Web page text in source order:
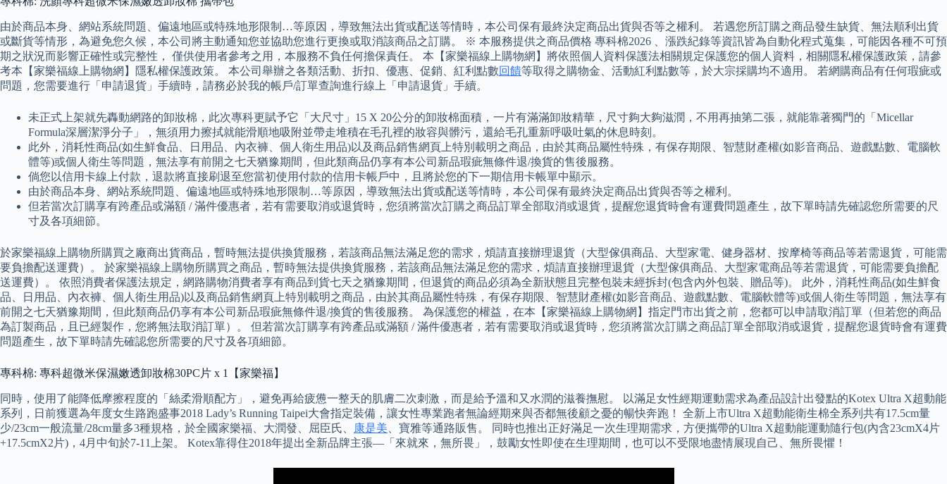
由於商品本身、網站系統問題、偏遠地區或特殊地形限制…等原因，導致無法出貨或配送等情時，本公司保有最終決定商品出貨與否等之權利。 若遇您所訂購之商品發生缺貨、無法順利出貨
或斷貨等情形，為避免您久候，本公司將主動通知您並協助您進行更換或取消該商品之訂購。 ※ 本服務提供之商品價格 專科棉2026 、漲跌紀錄等資訊皆為自動化程式蒐集，可能因各種不可預
期之狀況而影響正確性或完整性， 僅供使用者參考之用，本服務不負任何擔保責任。 本【家樂福線上購物網】將依照個人資料保護法相關規定保護您的個人資料，相關隱私權保護政策，請參
考本【家樂福線上購物網】隱私權保護政策。 本公司舉辦之各類活動、折扣、優惠、促銷、紅利點數回饋等取得之購物金、活動紅利點數等，於大宗採購均不適用。 若網購商品有任何瑕疵或
問題，您需要進行「申請退貨」手續時，請務必於我的帳戶/訂單查詢進行線上「申請退貨」手續。
未正式上架就先轟動網路的卸妝棉，此次專科更賦予它「大尺寸」15 X 20公分的卸妝棉面積，一片有滿滿卸妝精華，尺寸夠大夠滋潤，不用再抽第二張，就能靠著獨門的「Micellar
Formula深層潔淨分子」，無須用力擦拭就能滑順地吸附並帶走堆積在毛孔裡的妝容與髒污，還給毛孔重新呼吸吐氣的休息時刻。
此外，消耗性商品(如生鮮食品、日用品、內衣褲、個人衛生用品)以及商品銷售網頁上特別載明之商品，由於其商品屬性特殊，有保存期限、智慧財產權(如影音商品、遊戲點數、電腦軟
體等)或個人衛生等問題，無法享有前開之七天猶豫期間，但此類商品仍享有本公司新品瑕疵無條件退/換貨的售後服務。
倘您以信用卡線上付款，退款將直接刷退至您當初使用付款的信用卡帳戶中，且將於您的下一期信用卡帳單中顯示。
由於商品本身、網站系統問題、偏遠地區或特殊地形限制…等原因，導致無法出貨或配送等情時，本公司保有最終決定商品出貨與否等之權利。
但若當次訂購享有跨產品或滿額 / 滿件優惠者，若有需要取消或退貨時，您須將當次訂購之商品訂單全部取消或退貨，提醒您退貨時會有運費問題產生，故下單時請先確認您所需要的尺
寸及各項細節。
於家樂福線上購物所購買之廠商出貨商品，暫時無法提供換貨服務，若該商品無法滿足您的需求，煩請直接辦理退貨（大型傢俱商品、大型家電、健身器材、按摩椅等商品等若需退貨，可能需
要負擔配送運費）。 於家樂福線上購物所購買之商品，暫時無法提供換貨服務，若該商品無法滿足您的需求，煩請直接辦理退貨（大型傢俱商品、大型家電商品等若需退貨，可能需要負擔配
送運費）。 依照消費者保護法規定，網路購物消費者享有商品到貨七天之猶豫期間，但退貨的商品必須為全新狀態且完整包裝未經拆封(包含內外包裝、贈品等)。 此外，消耗性商品(如生鮮食
品、日用品、內衣褲、個人衛生用品)以及商品銷售網頁上特別載明之商品，由於其商品屬性特殊，有保存期限、智慧財產權(如影音商品、遊戲點數、電腦軟體等)或個人衛生等問題，無法享有
前開之七天猶豫期間，但此類商品仍享有本公司新品瑕疵無條件退/換貨的售後服務。 為保護您的權益，在本【家樂福線上購物網】指定門市出貨之前，您都可以申請取消訂單（但若您的商品
為訂製商品，且已經製作，您將無法取消訂單）。 但若當次訂購享有跨產品或滿額 / 滿件優惠者，若有需要取消或退貨時，您須將當次訂購之商品訂單全部取消或退貨，提醒您退貨時會有運費
問題產生，故下單時請先確認您所需要的尺寸及各項細節。
專科棉: 專科超微米保濕嫩透卸妝棉30PC片 x 1【家樂福】
同時，使用了能降低摩擦程度的「絲柔滑順配方」，避免再給疲憊一整天的肌膚二次刺激，而是給予溫和又水潤的滋養撫慰。 以滿足女性經期運動需求為產品設計出發點的Kotex Ultra X超動能
系列，日前獲選為年度女生路跑盛事2018 Lady’s Running Taipei大會指定裝備，讓女性專業跑者無論經期來與否都無後顧之憂的暢快奔跑！ 全新上市Ultra X超動能衛生棉全系列共有17.5cm量
少/23cm一般流量/28cm量多3種規格，於全國家樂福、大潤發、屈臣氏、
康是美 、寶雅等通路販售。 同時也推出正好滿足一次生理期需求，方便攜帶的Ultra X超動能運動隨行包(內含23cmX4片
+17.5cmX2片)，4月中旬於7-11上架。 Kotex靠得住2018年提出全新品牌主張—「來就來，無所畏」，鼓勵女性即使在生理期間，也可以不受限地盡情展現自己、無所畏懼！